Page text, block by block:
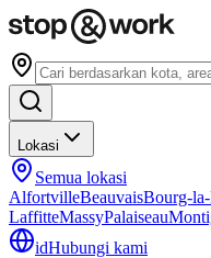
Lokasi
Semua lokasi
AlfortvilleBeauvaisBourg-
LaffitteMassyPalaiseau
idHubungi kami